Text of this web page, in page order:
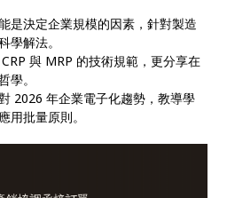
是決定企業規模的因素，針對製造
學解法。
與 MRP 的技術規範，更分享在
學。
2026 年企業電子化趨勢，教導學
用批量原則。